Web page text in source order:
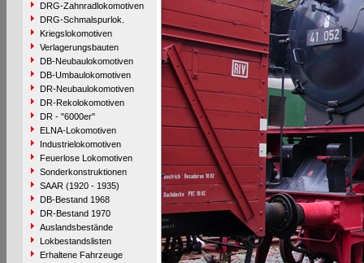
DRG-Zahnradlokomotiven
DRG-Schmalspurlok.
Kriegslokomotiven
Verlagerungsbauten
DB-Neubaulokomotiven
DB-Umbaulokomotiven
DR-Neubaulokomotiven
DR-Rekolokomotiven
DR - "6000er"
ELNA-Lokomotiven
Industrielokomotiven
Feuerlose Lokomotiven
Sonderkonstruktionen
SAAR (1920 - 1935)
DB-Bestand 1968
DR-Bestand 1970
Auslandsbestände
Lokbestandslisten
Erhaltene Fahrzeuge